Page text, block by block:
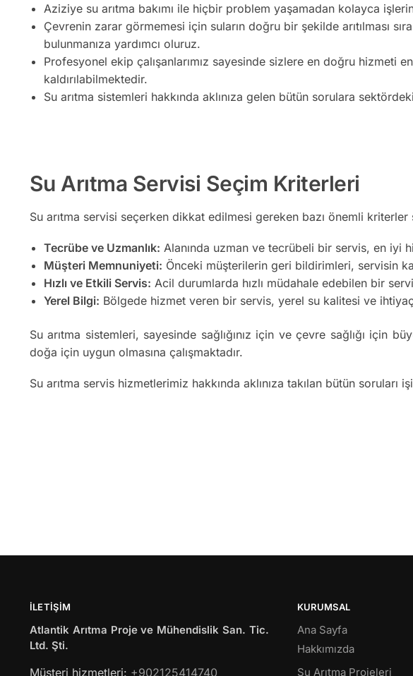
Aziziye su arıtma bakımı ile hiçbir problem yaşamadan kolayca
Çevrenin zarar görmemesi için suların doğru bir şekilde arıtılması
bulunmanıza yardımcı oluruz.
Profesyonel ekip çalışanlarımız sayesinde sizlere en doğru hizmeti
kaldırılabilmektedir.
Su arıtma sistemleri hakkında aklınıza gelen bütün sorulara
Su Arıtma Servisi Seçim Kriterleri
Su arıtma servisi seçerken dikkat edilmesi gereken bazı önemli kriterler
Tecrübe ve Uzmanlık: Alanında uzman ve tecrübeli bir servis, en iyi
Müşteri Memnuniyeti: Önceki müşterilerin geri bildirimleri, servisin
Hızlı ve Etkili Servis: Acil durumlarda hızlı müdahale edebilen bir
Yerel Bilgi: Bölgede hizmet veren bir servis, yerel su kalitesi ve
Su arıtma sistemleri, sayesinde sağlığınız için ve çevre sağlığı için
doğa için uygun olmasına çalışmaktadır.
Su arıtma servis hizmetlerimiz hakkında aklınıza takılan bütün soruları
İLETIŞIM
Atlantik Arıtma Proje ve Mühendislik San. Tic.
Ltd. Şti.
Müsteri hizmetleri: +902125414740
KURUMSAL
Ana Sayfa
Hakkımızda
Su Arıtma Projeleri